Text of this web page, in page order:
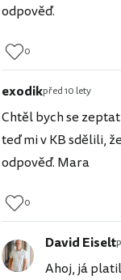
odpověď.
0
exodikpřed 10 lety
Chtěl bych se
teď mi v KB sdělili,
odpověď. Mara
0
David Eiselt
Ahoj, já